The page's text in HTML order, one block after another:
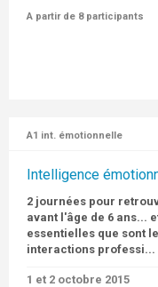
A partir de 8 participants
A1 int. émotionnelle
Intelligence
2 journées pour
avant l'âge de 6 ans...
essentielles que sont
interactions professi...
1 et 2 octobre 2015